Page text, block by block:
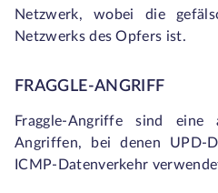
Netzwerk, wobei die
Netzwerks des Opfers ist.
FRAGGLE-ANGRIFF
Fraggle-Angriffe sind
Angriffen, bei denen UPD-
ICMP-Datenverkehr